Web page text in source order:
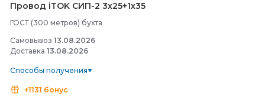
Провод iTOK СИП-2 3х25+1х35
ГОСТ (300 метров) бухта
Самовывоз 13.08.2026
Доставка 13.08.2026
Способы получения
+1131 бонус